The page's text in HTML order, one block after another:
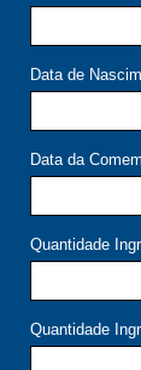
Data de
Data da
Quantidade
Quantidade